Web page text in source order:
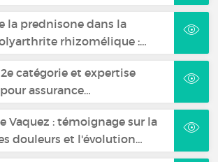
la prednisone dans la
rhizomélique :…
catégorie et expertise
assurance…
Vaquez : témoignage sur la
douleurs et l'évolution…